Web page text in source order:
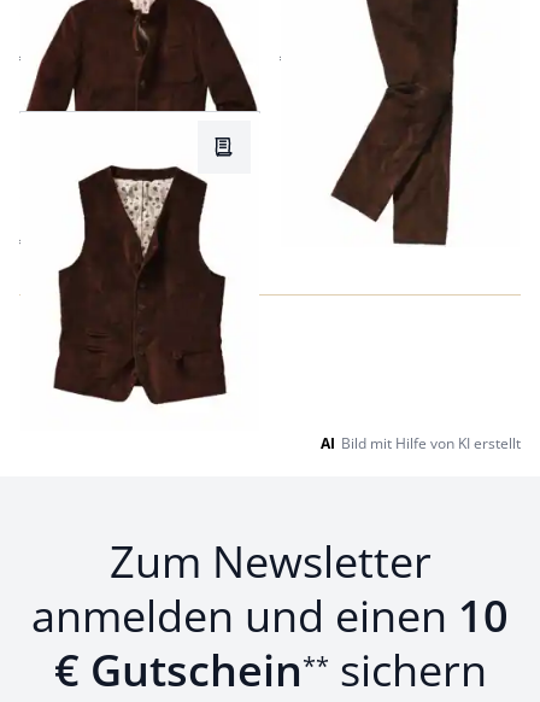
Cordanzugsakko
€ 249,00
Cordanzughose
€ 129,95
Ernst-Mey-
Cordanzugweste
€ 129,95
Merkzettel
AI Bild mit Hilfe von KI erstellt
Zum Newsletter
anmelden und einen 10
€ Gutschein** sichern